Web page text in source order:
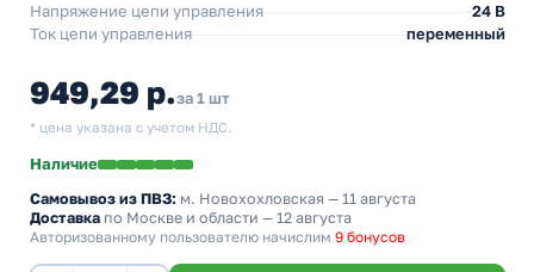
Напряжение цепи управления
24 В
Ток цепи управления
переменный
949,29 р.за 1 шт
* цена указана с учетом НДС.
Наличие
Самовывоз из ПВЗ: м. Новохохловская — 11 августа
Доставка по Москве и области — 12 августа
Авторизованному пользователю начислим 9 бонусов